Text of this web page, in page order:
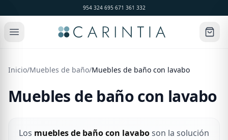
954 324 695·671 361 332
Inicio/Muebles de baño/Muebles de baño con lavabo
Muebles de baño con lavabo
Los muebles de baño con lavaboson la solución